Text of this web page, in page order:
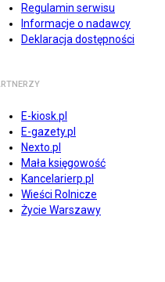
Regulamin serwisu
Informacje o nadawcy
Deklaracja dostępności
E-kiosk.pl
E-gazety.pl
Nexto.pl
Mała księgowość
Kancelarierp.pl
Wieści Rolnicze
Życie Warszawy